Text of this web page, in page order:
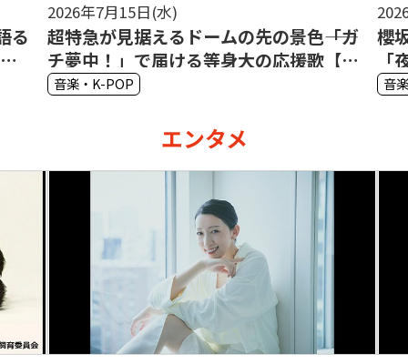
る
2026年7月15日(水)
超特急が見据えるドームの先の景色――「ガ
チ夢中！」で届ける等身大の応援歌【カ
イ・ユーキ・シューヤ・マサヒロインタ
音楽・K-POP
櫻
最
音
エンタメ